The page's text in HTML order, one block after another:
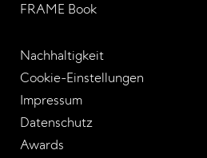
FRAME Book
Nachhaltigkeit
Cookie-Einstellungen
Impressum
Datenschutz
Awards